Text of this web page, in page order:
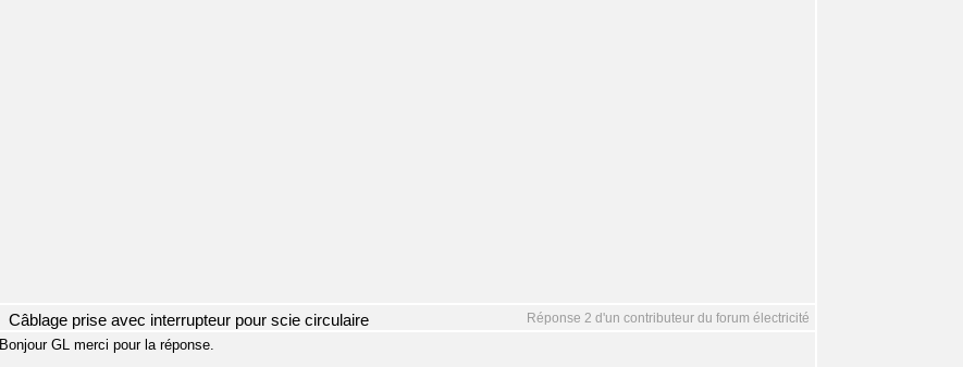
Réponse 2 d'un contributeur du forum électricité
Câblage prise avec interrupteur pour scie circulaire
Bonjour GL merci pour la réponse.